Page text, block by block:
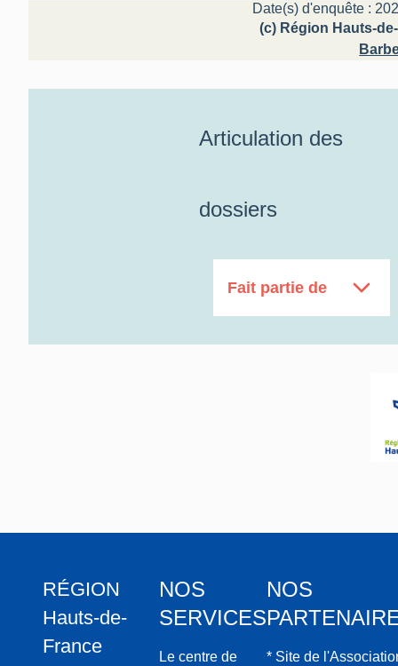
Date(s) d'enquête :
(c) Région Hauts-
Articulation des
dossiers
Fait partie de
RÉGION
Hauts-de-
France
NOS
SERVICES
Le centre de
NOS
* Site de